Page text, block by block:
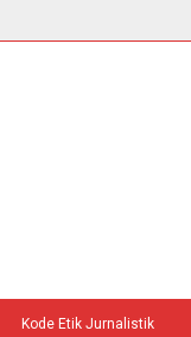
Kode Etik Jurnalistik